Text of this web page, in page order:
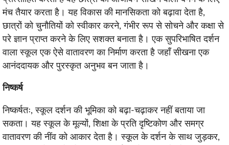
मंच तैयार करता है। यह विकास की मानसिकता को बढ़ावा देता है,
छात्रों को चुनौतियों को स्वीकार करने, गंभीर रूप से सोचने और कक्षा से
परे ज्ञान प्राप्त करने के लिए सशक्त बनाता है। एक सुपरिभाषित दर्शन
वाला स्कूल एक ऐसे वातावरण का निर्माण करता है जहाँ सीखना एक
आनंददायक और पुरस्कृत अनुभव बन जाता है।
निष्कर्ष
निष्कर्षतः, स्कूल दर्शन की भूमिका को बढ़ा-चढ़ाकर नहीं बताया जा
सकता। यह स्कूल के मूल्यों, शिक्षा के प्रति दृष्टिकोण और समग्र
वातावरण की नींव को आकार देता है। स्कूल के दर्शन के साथ जुड़कर,